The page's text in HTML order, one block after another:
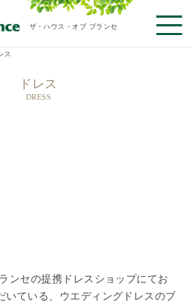
ザ・ハウス・オブ ブランセ
ス
ドレス
DRESS
ンセの提携ドレスショップにてお
いている、ウエディングドレスのブ